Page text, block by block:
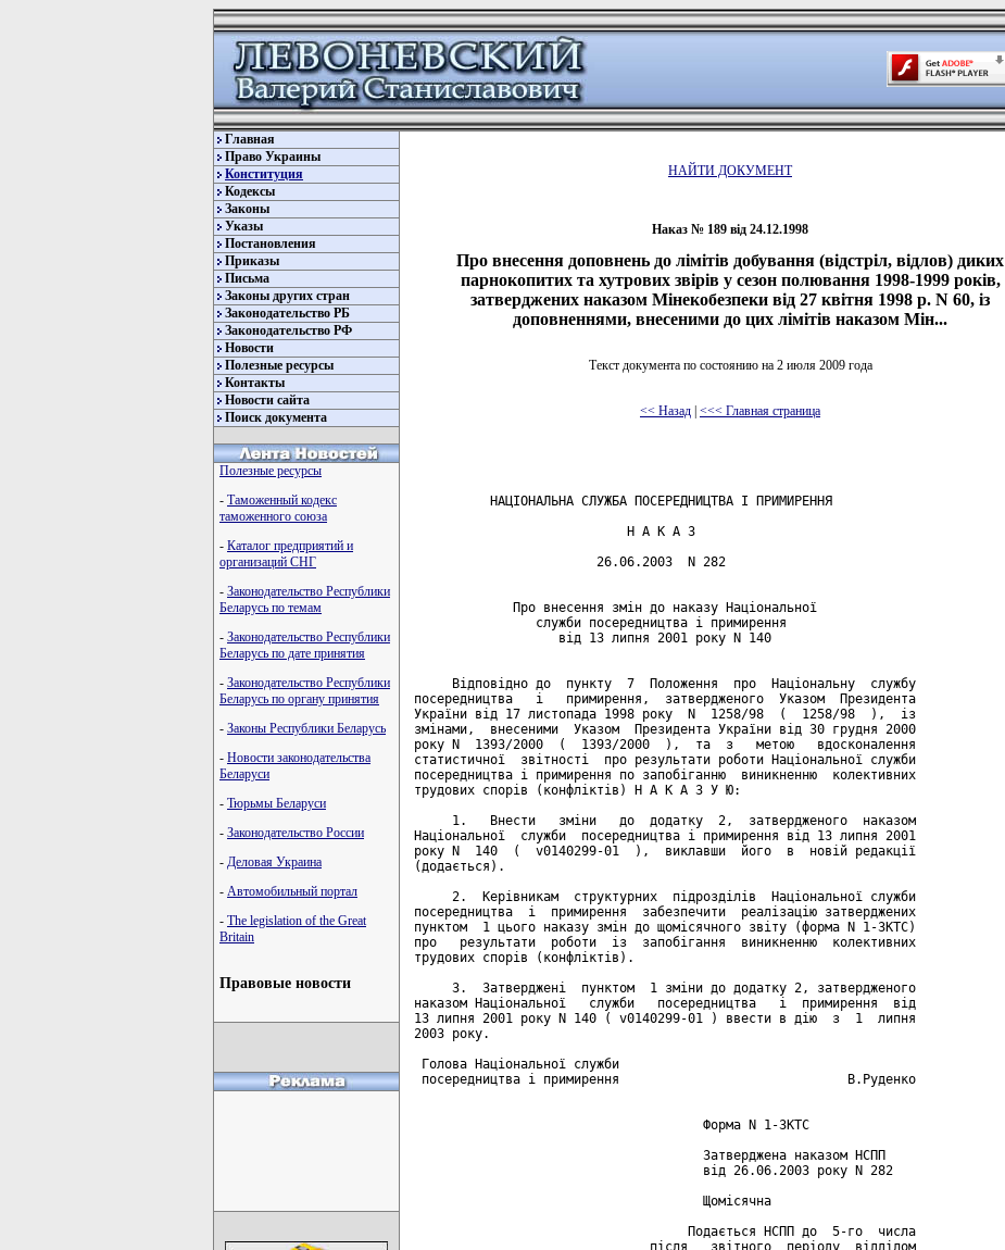
Главная
Право Украины
Конституция
Кодексы
Законы
Указы
Постановления
Приказы
Письма
Законы других стран
Законодательство РБ
Законодательство РФ
Новости
Полезные ресурсы
Контакты
Новости сайта
Поиск документа
Полезные ресурсы
- Таможенный кодекс
таможенного союза
- Каталог предприятий и
организаций СНГ
- Законодательство Республики
Беларусь по темам
- Законодательство Республики
Беларусь по дате принятия
- Законодательство Республики
Беларусь по органу принятия
- Законы Республики Беларусь
- Новости законодательства
Беларуси
- Тюрьмы Беларуси
- Законодательство России
- Деловая Украина
- Автомобильный портал
- The legislation of the Great
Britain
Правовые новости
НАЙТИ ДОКУМЕНТ
Наказ № 189 від 24.12.1998
Про внесення доповнень до лімітів добування (відстріл, відлов) диких
парнокопитих та хутрових звірів у сезон полювання 1998-1999 років,
затверджених наказом Мінекобезпеки від 27 квітня 1998 р. N 60, із
доповненнями, внесеними до цих лімітів наказом Мін...
Текст документа по состоянию на 2 июля 2009 года
<< Назад | <<< Главная страница